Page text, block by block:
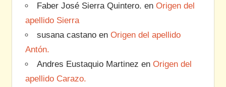
Faber José Sierra Quintero. en Origen del
apellido Sierra
susana castanoen Origen del apellido
Antón.
Andres Eustaquio Martinez en Origen del
apellido Carazo.